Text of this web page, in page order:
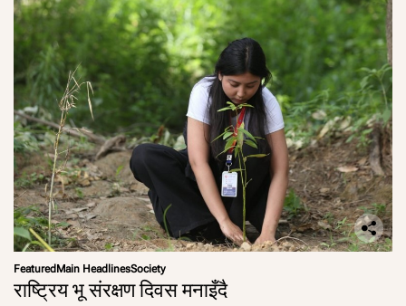
FeaturedMain HeadlinesSociety
राष्ट्रिय भू संरक्षण दिवस मनाइँदै